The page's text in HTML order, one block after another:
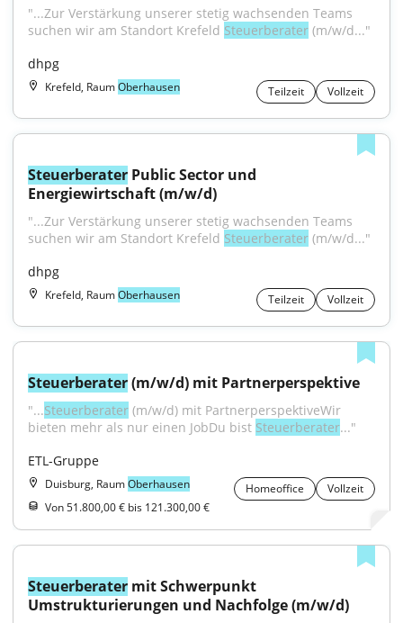
"...Zur Verstärkung unserer stetig wachsenden Teams
suchen wir am Standort Krefeld Steuerberater (m/w/d..."
dhpg
Krefeld, RaumOberhausen Teilzeit Vollzeit
Steuerberater Public Sector und
Energiewirtschaft (m/w/d)
"...Zur Verstärkung unserer stetig wachsenden Teams
suchen wir am Standort Krefeld Steuerberater (m/w/d..."
dhpg
Krefeld, RaumOberhausen Teilzeit Vollzeit
Steuerberater (m/w/d) mit Partnerperspektive
"...Steuerberater (m/w/d) mit PartnerperspektiveWir
bieten mehr als nur einen JobDu bist Steuerberater..."
ETL-Gruppe
Duisburg, RaumOberhausen Homeoffice
Vollzeit
Von 51.800,00 € bis 121.300,00 €
Steuerberater mit Schwerpunkt
Umstrukturierungen und Nachfolge (m/w/d)